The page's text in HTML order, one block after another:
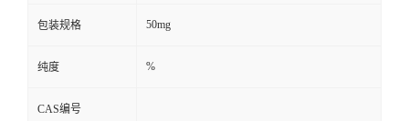
包装规格 50mg
纯度 %
CAS编号